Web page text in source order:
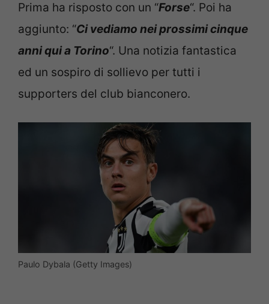
Prima ha risposto con un “Forse“. Poi ha
aggiunto: “Ci vediamo nei prossimi cinque
anni qui a Torino“. Una notizia fantastica
ed un sospiro di sollievo per tutti i
supporters del club bianconero.
Paulo Dybala (Getty Images)